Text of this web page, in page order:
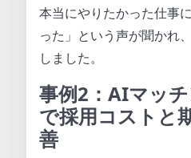
本当にやりたかった仕事
った」という声が聞かれ
しました。
事例2：AIマッ
で採用コストと
善